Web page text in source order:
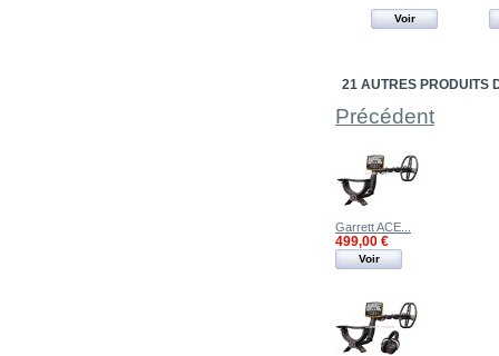
Voir
21 AUTRES PRODUITS
Précédent
Garrett ACE...
499,00 €
Voir